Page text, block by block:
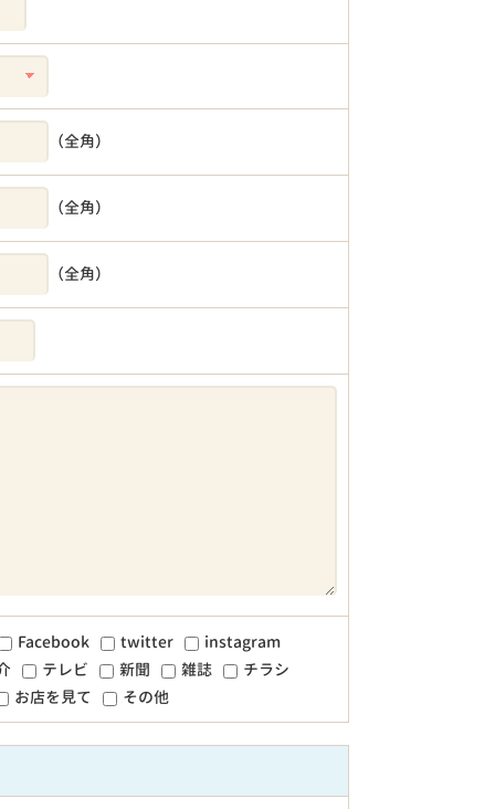
（全角）
（全角）
（全角）
Facebook twitter
instagram
テレビ 新聞 雑誌
チラシ
お店を見て
その他